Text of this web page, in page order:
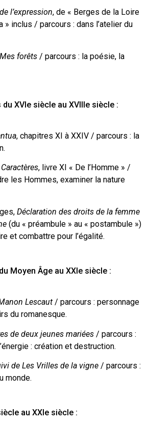
l’expression, de « Berges de la Loire
» inclus / parcours : dans l’atelier du
Mes forêts / parcours : la poésie, la
XVIe siècle au XVIIIe siècle :
, chapitres XI à XXIV / parcours : la
, livre XI « De l’Homme » /
les Hommes, examiner la nature
Déclaration des droits de la femme
(du « préambule » au « postambule »)
et combattre pour l’égalité.
Moyen Âge au XXI e siècle :
Lescaut / parcours : personnage
du romanesque.
de deux jeunes mariées / parcours :
: création et destruction.
de Les Vrilles de la vigne / parcours :
monde.
au XXI e siècle :